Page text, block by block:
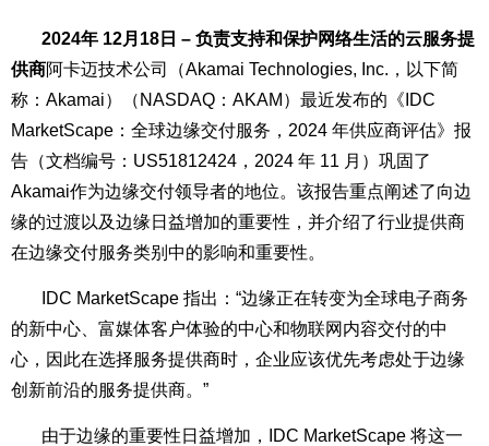
2024年 12月18日 – 负责支持和保护网络生活的云服务提
供商阿卡迈技术公司
（Akamai Technologies, Inc.，以下简
称：Akamai）（NASDAQ：AKAM）最近发布的 《IDC
MarketScape：全球边缘交付服务，2024 年供应商评估》 报
告（文档编号：US51812424，2024 年 11 月）巩固了
Akamai作为边缘交付领导者的地位。该报告重点阐述了向边
缘的过渡以及边缘日益增加的重要性，并介绍了行业提供商
在边缘交付服务类别中的影响和重要性。
IDC MarketScape 指出：“边缘正在转变为全球电子商务
的新中心、富媒体客户体验的中心和物联网内容交付的中
心，因此在选择服务提供商时，企业应该优先考虑处于边缘
创新前沿的服务提供商。”
由于边缘的重要性日益增加，IDC MarketScape 将这一